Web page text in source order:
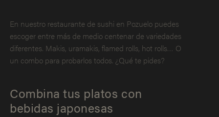
En nuestro restaurante de sushi en Pozuelo puedes
escoger entre más de medio centenar de variedades
diferentes. Makis, uramakis, flamed rolls, hot rolls… O
un combo para probarlos todos. ¿Qué te pides?
Combina tus platos con
bebidas japonesas